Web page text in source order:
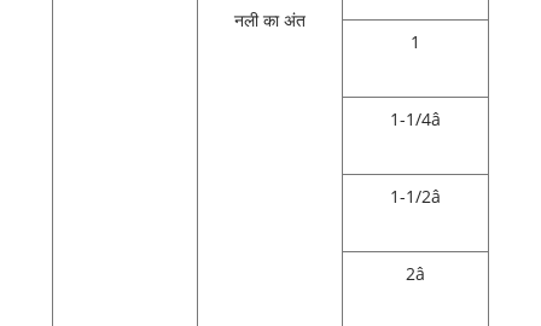
नली का अंत
1
1-1/4â
1-1/2â
2â